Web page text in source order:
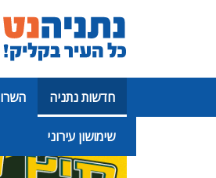
חדשות נתניה
שימושון עירוני
פרסומת